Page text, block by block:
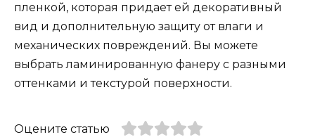
пленкой, которая придает ей декоративный
вид и дополнительную защиту от влаги и
механических повреждений. Вы можете
выбрать ламинированную фанеру с разными
оттенками и текстурой поверхности.
Оцените статью